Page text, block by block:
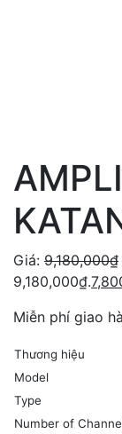
Giá: 9,180,000₫
9,180,000₫.
Miễn phí giao
Thương hiệu
Model
Type
Number of